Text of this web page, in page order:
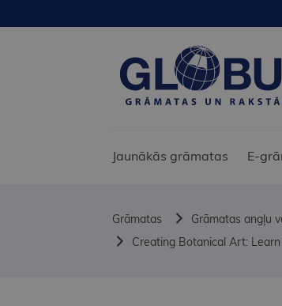
Jaunākās grāmatas E-
Grāmatas Grāmatas angļu
Creating Botanical Art: